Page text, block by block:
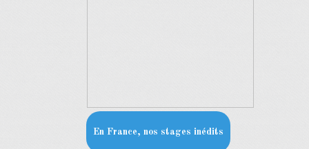
En France, nos stages inédits